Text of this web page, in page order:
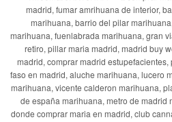
madrid, fumar amrihuana de interior,
marihuana, barrio del pilar
marihuana, fuenlabrada marihuana, gran
retiro, pillar maria madrid, madrid buy
madrid, comprar madrid
faso en madrid, aluche marihuana, lucero
marihuana, vicente calderon marihuana,
de españa marihuana, metro de madrid
donde comprar maria en madrid, club